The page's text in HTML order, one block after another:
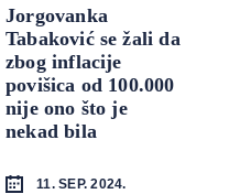
Jorgovanka
Tabaković se žali da
zbog inflacije
povišica od 100.000
nije ono što je
nekad bila
11. SEP. 2024.